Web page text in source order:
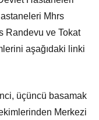
Mhrs
Randevu ve Tokat
aşağıdaki linki
üçüncü basamak
Merkezi